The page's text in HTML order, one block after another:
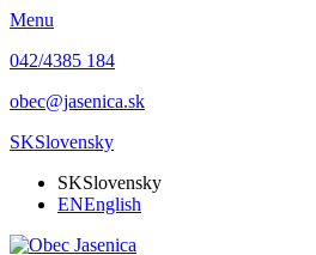
Menu
042/4385 184
obec@jasenica.sk
SKSlovensky
SKSlovensky
ENEnglish